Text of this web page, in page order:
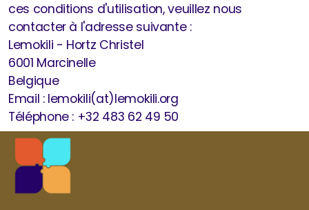
ces conditions d'utilisation, veuillez nous
contacter à l'adresse suivante :​
Lemokili - Hortz Christel
6001 Marcinelle
Belgique
Email : lemokili(at)lemokili.org
Téléphone : +32 483 62 49 50